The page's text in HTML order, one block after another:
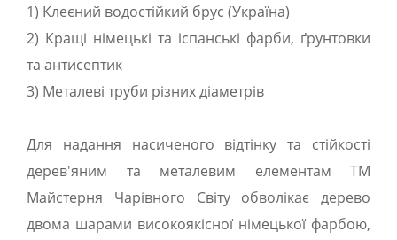
1) Клеєний водостійкий брус (Україна)
2) Кращі німецькі та іспанські фарби, ґрунтовки
та антисептик
3) Металеві труби різних діаметрів
Для надання насиченого відтінку та стійкості
дерев'яним та металевим елементам ТМ
Майстерня Чарівного Світу обволікає дерево
двома шарами високоякісної німецької фарбою,